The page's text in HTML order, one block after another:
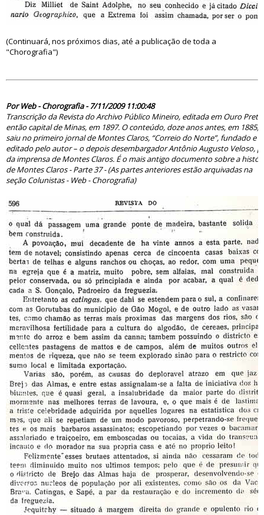
(Continuará, nos próximos dias, até a publicação de toda a
"Chorografia")
Por Web - Chorografia - 7/11/2009 11:00:48
Transcrição da Revista do Archivo Público Mineiro, editada em Ouro Preto,
então capital de Minas, em 1897. O conteúdo, doze anos antes, em 1885,
saiu no primeiro jornal de Montes Claros, “Correio do Norte”, fundado e
editado pelo autor – o depois desembargador Antônio Augusto Veloso,
da imprensa de Montes Claros. É o mais antigo documento sobre a
de Montes Claros - Parte 37 - (As partes anteriores estão arquivadas na
seção Colunistas - Web - Chorografia)